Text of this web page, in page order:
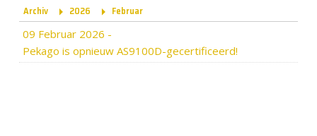
Archiv 2026 Februar
09 Februar 2026 -
Pekago is opnieuw AS9100D-gecertificeerd!